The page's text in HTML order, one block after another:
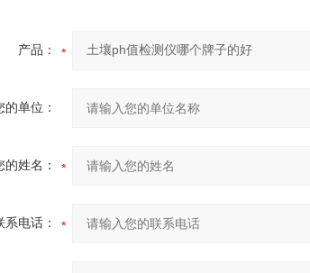
产品：
的单位：
的姓名：
系电话：